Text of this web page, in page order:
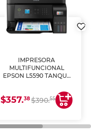
IMPRESORA
MULTIFUNCIONAL
EPSON L5590 TANQUE
COPIA Y ESCANEA)
$357.38$390.55